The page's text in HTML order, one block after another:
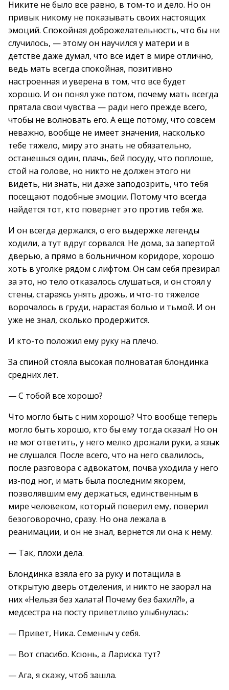
Никите не было все равно, в том-то и дело. Но он
привык никому не показывать своих настоящих
эмоций. Спокойная доброжелательность, что бы ни
случилось, — этому он научился у матери и в
детстве даже думал, что все идет в мире отлично,
ведь мать всегда спокойная, позитивно
настроенная и уверена в том, что все будет
хорошо. И он понял уже потом, почему мать всегда
прятала свои чувства — ради него прежде всего,
чтобы не волновать его. А еще потому, что совсем
неважно, вообще не имеет значения, насколько
тебе тяжело, миру это знать не обязательно,
останешься один, плачь, бей посуду, что поплоше,
стой на голове, но никто не должен этого ни
видеть, ни знать, ни даже заподозрить, что тебя
посещают подобные эмоции. Потому что всегда
найдется тот, кто повернет это против тебя же.
И он всегда держался, о его выдержке легенды
ходили, а тут вдруг сорвался. Не дома, за запертой
дверью, а прямо в больничном коридоре, хорошо
хоть в уголке рядом с лифтом. Он сам себя презирал
за это, но тело отказалось слушаться, и он стоял у
стены, стараясь унять дрожь, и что-то тяжелое
ворочалось в груди, нарастая болью и тьмой. И он
уже не знал, сколько продержится.
И кто-то положил ему руку на плечо.
За спиной стояла высокая полноватая блондинка
средних лет.
— С тобой все хорошо?
Что могло быть с ним хорошо? Что вообще теперь
могло быть хорошо, кто бы ему тогда сказал! Но он
не мог ответить, у него мелко дрожали руки, а язык
не слушался. После всего, что на него свалилось,
после разговора с адвокатом, почва уходила у него
из-под ног, и мать была последним якорем,
позволявшим ему держаться, единственным в
мире человеком, который поверил ему, поверил
безоговорочно, сразу. Но она лежала в
реанимации, и он не знал, вернется ли она к нему.
— Так, плохи дела.
Блондинка взяла его за руку и потащила в
открытую дверь отделения, и никто не заорал на
них «Нельзя без халата! Почему без бахил?!», а
медсестра на посту приветливо улыбнулась:
— Привет, Ника. Семеныч у себя.
— Вот спасибо. Ксюнь, а Лариска тут?
— Ага, я скажу, чтоб зашла.